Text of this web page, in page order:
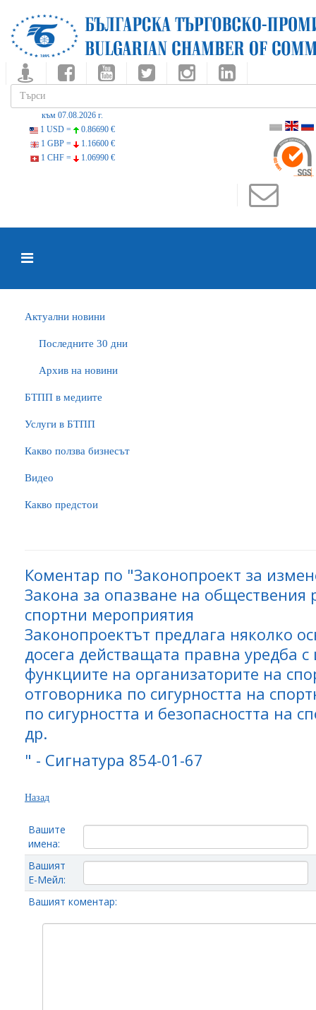
към 07.08.2026 г.
1 USD =
0.86690 €
1 GBP =
1.16600 €
1 CHF =
1.06990 €
Актуални новини
Последните 30 дни
Архив на новини
БTПП в медиите
Услуги в БТПП
Какво ползва бизнесът
Видео
Какво предстои
Коментар по "Законопроект за
Закона за опазване на
спортни мероприятия
Законопроектът предлага няколко
досега действащата правна уредба
функциите на организаторите на
отговорника по сигурността на
по сигурността и безопасността на
др.
" - Сигнатура 854-01-67
Назад
Вашите
имена:
Вашият
Е-Мейл:
Вашият коментар: